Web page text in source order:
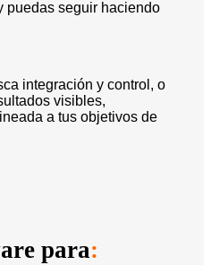
puedas seguir haciendo
integración y control, o
visibles,
a tus objetivos de
para: